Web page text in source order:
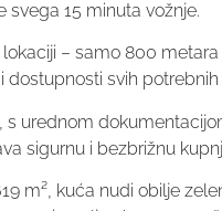
svega 15 minuta vožnje.
– samo 800
dostupnosti svih potrebnih
s urednom
sigurnu i bezbrižnu
m², kuća nudi obilje